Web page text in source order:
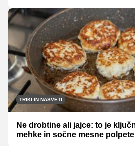
TRIKI IN NASVETI
Ne drobtine ali jajce: to je
mehke in sočne mesne polpete